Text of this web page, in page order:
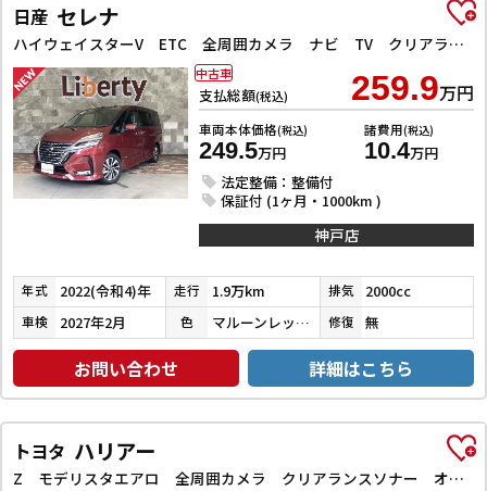
日産 セレナ
ハイウェイスターV ETC 全周囲カメラ ナビ TV クリアランスソナー オートクルーズコントロール 衝突被害軽減システム 両側電動スライドドア オートライト LEDヘッドランプ スマートキー
支払総額(税込) 259.9万円
車両本体価格(税込)
249.5万円
諸費用(税込)
10.4万円
法定整備：整備付
保証付 (1ヶ月・1000km )
中古車
神戸店
年式 2022(令和4)年 走行 1.9万km 排気 2000cc
車検 2027年2月 色 マルーンレッドマルチフレックスパールメタリック 修復 無
お問い合わせ 詳細はこちら
トヨタ ハリアー
Z モデリスタエアロ 全周囲カメラ クリアランスソナー オートクルーズコントロール レーンアシスト パワーシート 衝突被害軽減システム ナビ TV オートマチックハイビーム オートライト LEDヘッドラン